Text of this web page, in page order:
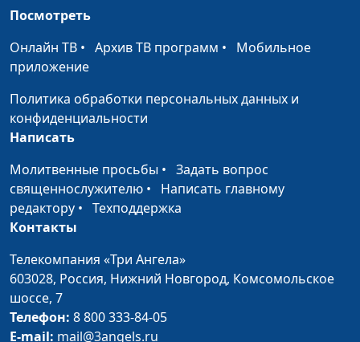
Волгин, священнослужитель, Н.
Канон Ветхого
Завета (вторая
часть)
Александр Синицын, магистр в
области религии,
Центра Изучения Религий РГГУ,
А. Руденко, исполнительный
директор РБО,И. Лобанов,
Института перевода Библии им.
М.П.Кулакова, С. Давидоглу,
священнослужитель, Е. Зайцев,
доктор теологии, кандидат
философских наук, Н. Гузов
Посмотреть
Онлайн ТВ • Архив ТВ программ • Мобильное
приложение
Политика обработки персональных данных и
конфиденциальности
Написать
Молитвенные просьбы • Задать вопрос
священнослужителю • Написать главному
редактору • Техподдержка
Контакты
Телекомпания «Три Ангела»
603028, Россия, Нижний Новгород, Комсомольское
шоссе, 7
Телефон: 8 800 333-84-05
E-mail: mail@3angels.ru